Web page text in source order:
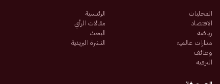
المحليات
الاقتصاد
رياضة
مدارات عالمية
وظائف
الترفيه
الرئيسية
مقالات الرأي
البحث
النشرة البريدية